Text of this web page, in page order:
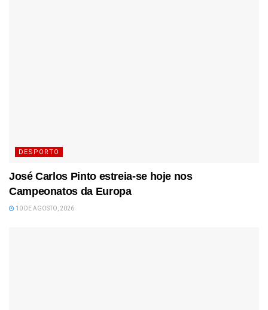
DESPORTO
José Carlos Pinto estreia-se hoje nos
Campeonatos da Europa
10 DE AGOSTO, 2026